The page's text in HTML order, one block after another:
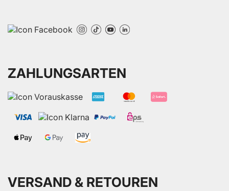
ZAHLUNGSARTEN
VERSAND & RETOUREN